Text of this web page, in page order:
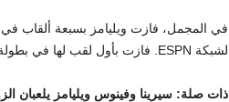
في المجمل، فازت ويليامز بسبعة ألقاب
لشبكة ESPN. فازت بأول لقب لها في بطولة ويمبلدون في عام 2002.
ذات صلة: سيرينا وفينوس ويليامز يلعبان